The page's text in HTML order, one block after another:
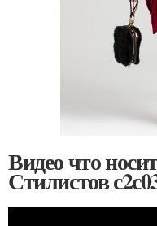
Видео что
Стилистов